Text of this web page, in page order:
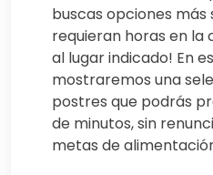
buscas opciones más
requieran horas en la
al lugar indicado! En
mostraremos una
postres que podrás
de minutos, sin
metas de